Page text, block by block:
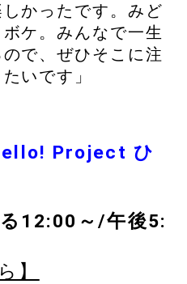
かったです。みど
ケ。みんなで一生
で、ぜひそこに注
いです」
Project ひ
12:00～/午後5:
】